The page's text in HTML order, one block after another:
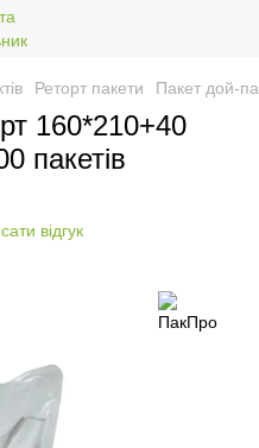
Реторт пакети Пакет дой-
160*210+40
пакетів
відгук